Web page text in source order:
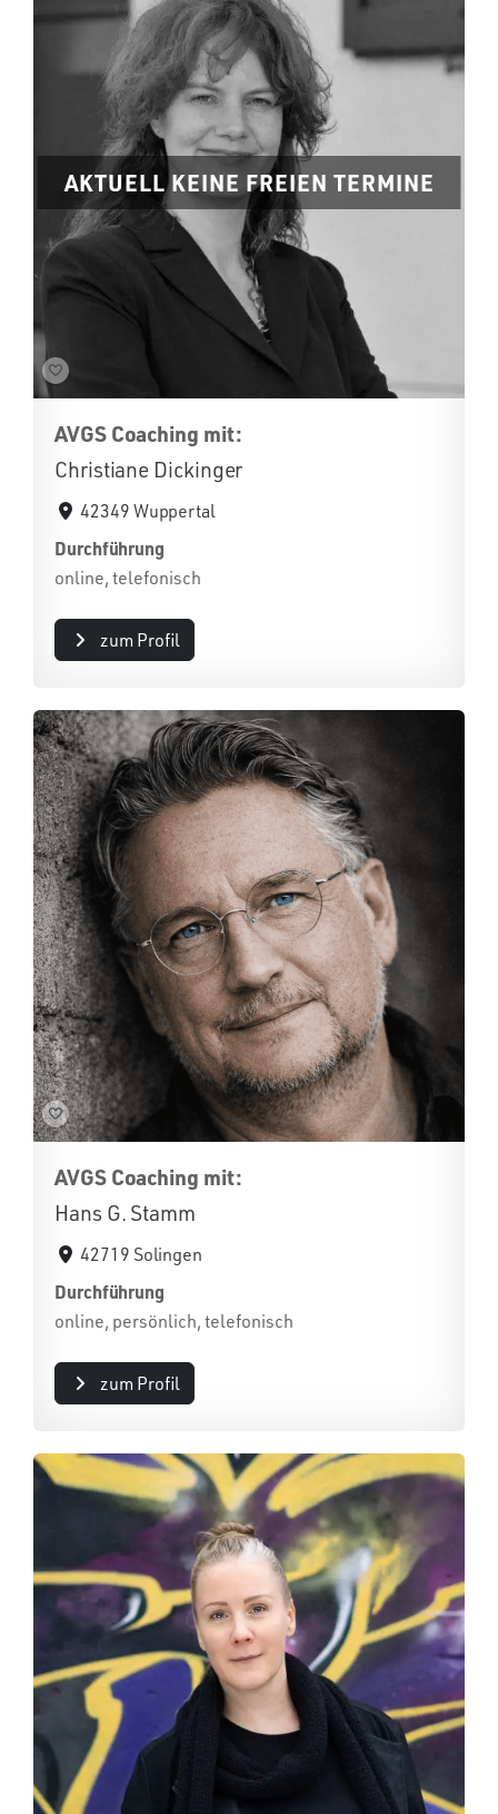
AKTUELL KEINE FREIEN TERMINE
AVGS Coaching mit:
Christiane Dickinger
42349 Wuppertal
Durchführung
online, telefonisch
zum Profil
AVGS Coaching mit:
Hans G. Stamm
42719 Solingen
Durchführung
online, persönlich, telefonisch
zum Profil